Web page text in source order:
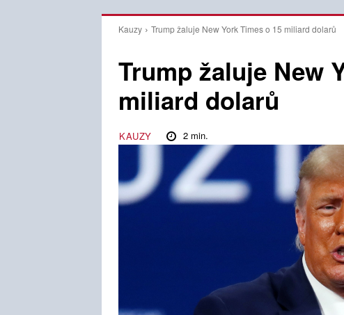
Kauzy Trump žaluje New York Times o 15 miliard dolarů
Trump žaluje New
miliard dolarů
KAUZY 2min.